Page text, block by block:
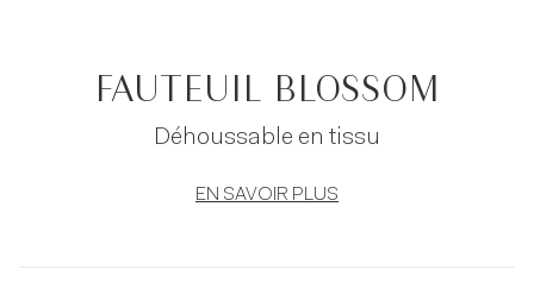
FAUTEUIL BLOSSOM
Déhoussable en tissu
EN SAVOIR PLUS